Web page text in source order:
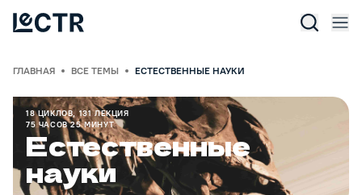
ГЛАВНАЯ ВСЕ ТЕМЫ ЕСТЕСТВЕННЫЕ НАУКИ
18 ЦИКЛОВ,131 ЛЕКЦИЯ
75 ЧАСОВ 25 МИНУТ
Естественные
науки